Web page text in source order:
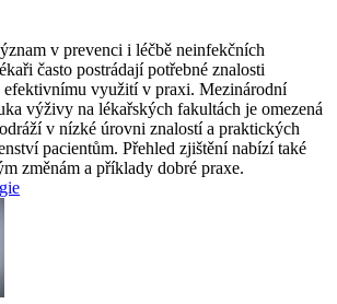
v prevenci i léčbě neinfekčních
často postrádají potřebné znalosti
efektivnímu využití v praxi. Mezinárodní
výživy na lékařských fakultách je omezená
v nízké úrovni znalostí a praktických
pacientům. Přehled zjištění nabízí také
změnám a příklady dobré praxe.